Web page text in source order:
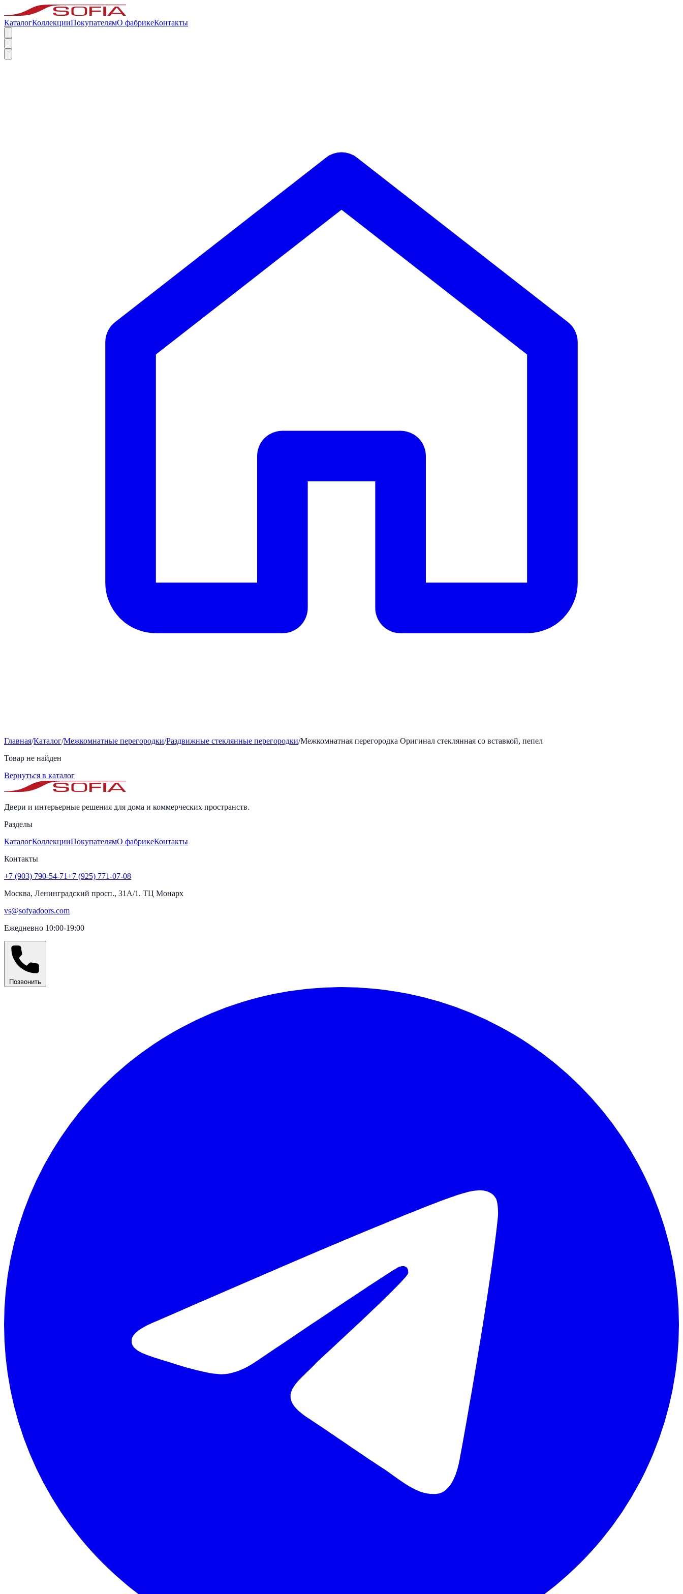
КаталогКоллекцииПокупателямО фабрикеКонтакты
Главная/Каталог/Межкомнатные перегородки/Раздвижные стеклянные перегородки/Межкомнатная перегородка Оригинал стеклянная со вставкой, пепел
Товар не найден
Вернуться в каталог
Двери и интерьерные решения для дома и коммерческих пространств.
Разделы
КаталогКоллекцииПокупателямО фабрикеКонтакты
Контакты
+7 (903) 790-54-71+7 (925) 771-07-08
Москва, Ленинградский просп., 31А/1. ТЦ Монарх
vs@sofyadoors.com
Ежедневно 10:00-19:00
Позвонить